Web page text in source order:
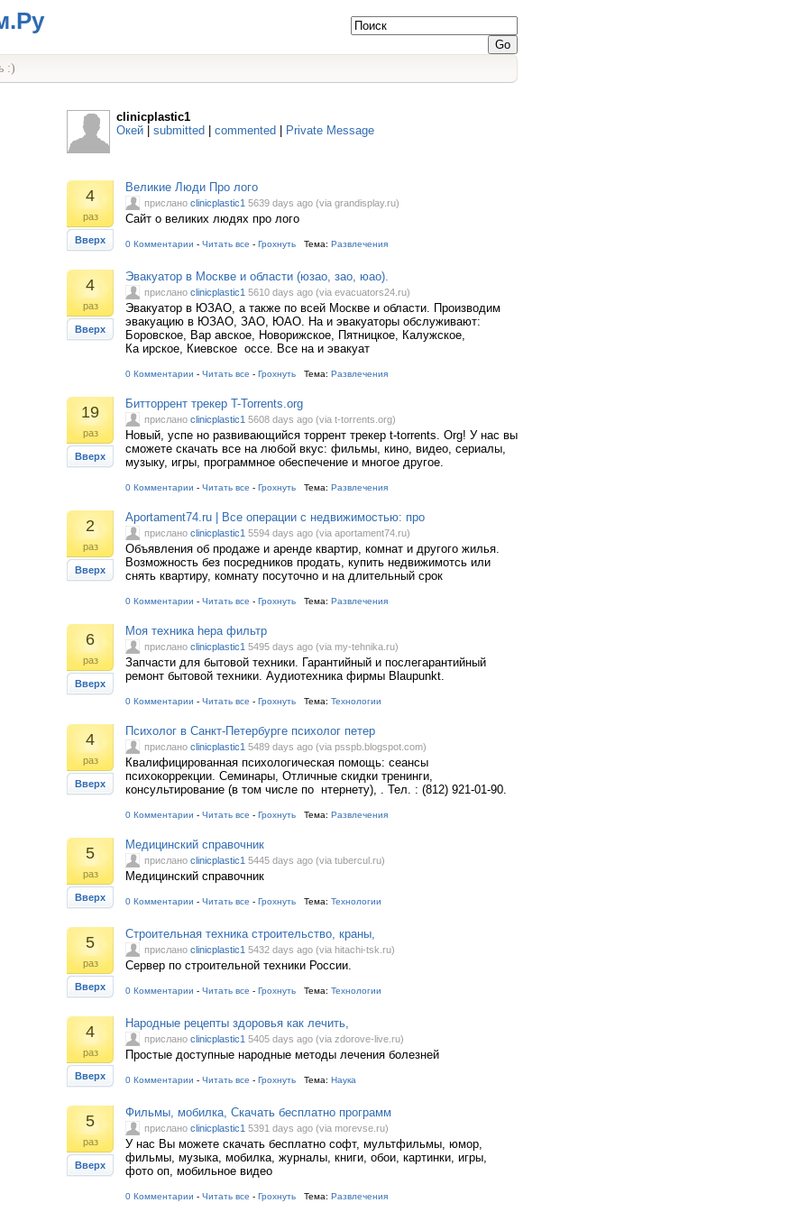
:)
clinicplastic1
Окей
submitted commented Private Message
4
раз
Вверх
Великие Люди Про лого
прислано clinicplastic1 5639 days ago (via grandisplay.ru)
Сайт о великих людях про лого
0 Комментарии - Читать все - Грохнуть Тема: Развлечения
4
раз
Вверх
Эвакуатор в Москве и области (юзао, зао, юао).
прислано clinicplastic1 5610 days ago (via evacuators24.ru)
Эвакуатор в ЮЗАО, а также по всей Москве и области. Производим
эвакуацию в ЮЗАО, ЗАО, ЮАО. На и эвакуаторы обслуживают:
Боровское, Вар авское, Новорижское, Пятницкое, Калужское,
Ка ирское, Киевское оссе. Все на и эвакуат
0 Комментарии - Читать все - Грохнуть Тема: Развлечения
19
раз
Вверх
Битторрент трекер T-Torrents.org
прислано clinicplastic1 5608 days ago (via t-torrents.org)
Новый, успе но развивающийся торрент трекер t-torrents. Org! У нас вы
сможете скачать все на любой вкус: фильмы, кино, видео, сериалы,
музыку, игры, программное обеспечение и многое другое.
0 Комментарии - Читать все - Грохнуть Тема: Развлечения
2
раз
Вверх
Aportament74.ru | Все операции с недвижимостью: про
прислано clinicplastic1 5594 days ago (via aportament74.ru)
Объявления об продаже и аренде квартир, комнат и другого жилья.
Возможность без посредников продать, купить недвижимотсь или
снять квартиру, комнату посуточно и на длительный срок
0 Комментарии - Читать все - Грохнуть Тема: Развлечения
6
раз
Вверх
Моя техника hepa фильтр
прислано clinicplastic1 5495 days ago (via my-tehnika.ru)
Запчасти для бытовой техники. Гарантийный и послегарантийный
ремонт бытовой техники. Аудиотехника фирмы Blaupunkt.
0 Комментарии - Читать все - Грохнуть Тема: Технологии
4
раз
Вверх
Психолог в Санкт-Петербурге психолог петер
прислано clinicplastic1 5489 days ago (via psspb.blogspot.com)
Квалифицированная психологическая помощь: сеансы
психокоррекции. Семинары, Отличные скидки тренинги,
консультирование (в том числе по нтернету), . Тел. : (812) 921-01-90.
0 Комментарии - Читать все - Грохнуть Тема: Развлечения
5
раз
Вверх
Медицинский справочник
прислано clinicplastic1 5445 days ago (via tubercul.ru)
Медицинский справочник
0 Комментарии - Читать все - Грохнуть Тема: Технологии
5
раз
Вверх
Строительная техника строительство, краны,
прислано clinicplastic1 5432 days ago (via hitachi-tsk.ru)
Сервер по строительной техники России.
0 Комментарии - Читать все - Грохнуть Тема: Технологии
4
раз
Вверх
Народные рецепты здоровья как лечить,
прислано clinicplastic1 5405 days ago (via zdorove-live.ru)
Простые доступные народные методы лечения болезней
0 Комментарии - Читать все - Грохнуть Тема: Наука
5
раз
Вверх
Фильмы, мобилка, Скачать бесплатно программ
прислано clinicplastic1 5391 days ago (via morevse.ru)
У нас Вы можете скачать бесплатно софт, мультфильмы, юмор,
фильмы, музыка, мобилка, журналы, книги, обои, картинки, игры,
фото оп, мобильное видео
0 Комментарии - Читать все - Грохнуть Тема: Развлечения